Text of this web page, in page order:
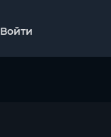
Войти